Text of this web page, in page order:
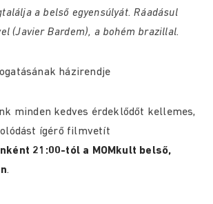
a belső egyensúlyát. Ráadásul
(Javier Bardem), a bohém brazillal.
házirendje
minden kedves érdeklődőt kellemes,
ígérő filmvetít
21:00-tól a MOMkult belső,
.